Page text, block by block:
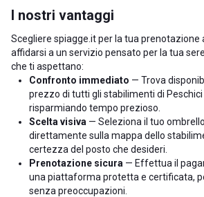
I nostri vantaggi
Scegliere spiagge.it per la tua prenotazione
affidarsi a un servizio pensato per la tua
che ti aspettano:
Confronto immediato — Trova
prezzo di tutti gli stabilimenti di Peschici
risparmiando tempo prezioso.
Scelta visiva — Seleziona il tuo
direttamente sulla mappa dello
certezza del posto che desideri.
Prenotazione sicura — Effettua il
una piattaforma protetta e certificata,
senza preoccupazioni.